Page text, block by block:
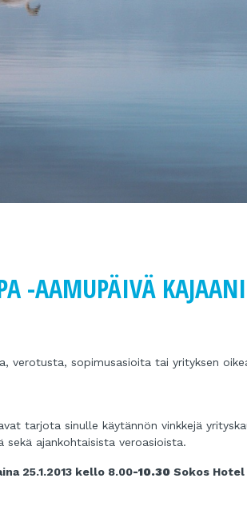
-AAMUPÄIVÄ
verotusta, sopimusasioita tai yrityksen
tarjota sinulle käytännön vinkkejä
ajankohtaisista veroasioista.
25.1.2013 kello 8.00-10.30 Sokos Hotel